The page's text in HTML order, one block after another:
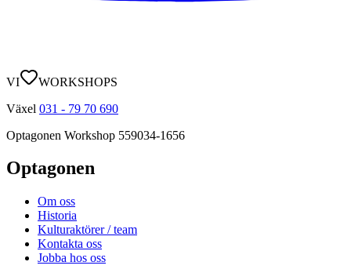
VI
WORKSHOPS
Växel 031 - 79 70 690
Optagonen Workshop 559034-1656
Optagonen
Om oss
Historia
Kulturaktörer / team
Kontakta oss
Jobba hos oss